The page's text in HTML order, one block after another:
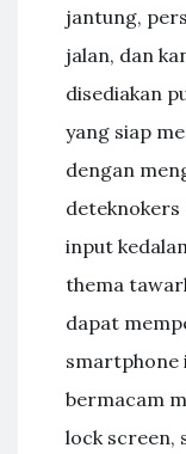
jantung,
jalan, dan
disediakan
yang siap
dengan
input
thema
dapat
smartphone
bermacam
lock screen,